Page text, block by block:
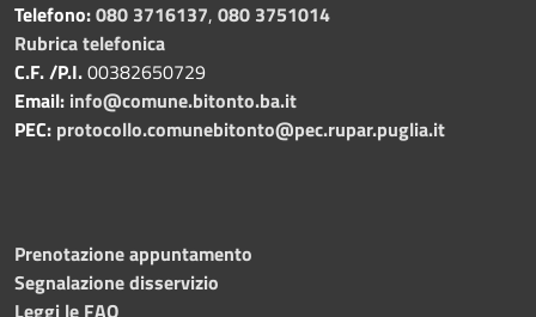
Telefono:080 3716137, 080 3751014
Rubrica telefonica
C.F. /P.I.00382650729
Email: info@comune.bitonto.ba.it
PEC: protocollo.comunebitonto@pec.rupar.puglia.it
Prenotazione appuntamento
Segnalazione disservizio
Leggi le FAQ